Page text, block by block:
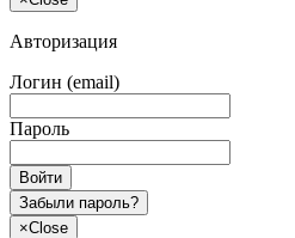
Авторизация
Логин (email)
Пароль
Войти
Забыли пароль?
×Close